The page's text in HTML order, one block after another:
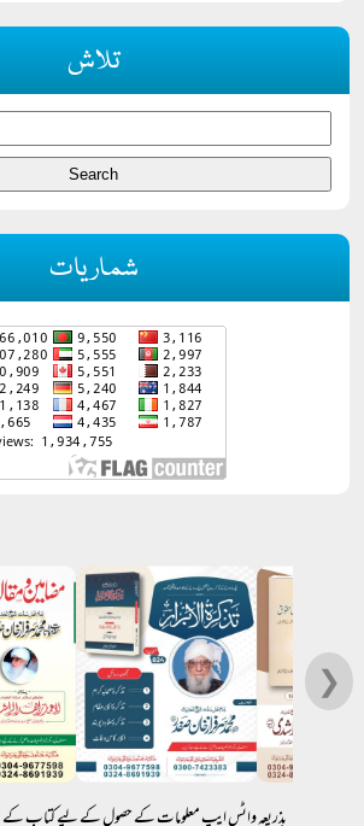
تلاش
شماریات
❯
بذریعہ واٹس ایپ معلومات کے حصول کے لیے کتاب کے